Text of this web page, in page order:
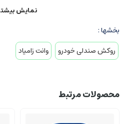
قابل قبولی دارد، در این نوع روکش صندلی از
استفاده شده است تا عمر این محصول
پارچه‌های سنگین و ابر ضخیم استفاده شده
داشته باشد و جلوه‌ی زیباتری بر روی صندلی
مقاومت در برابر عوامل محیطی:
قابلیت شستشو:
نمایش
بخشها :
روکش صندلی خودرو
وانت زامیاد
محصولات مرتبط